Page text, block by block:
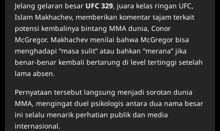
Jelang gelaran besar UFC 329, juara kelas ringan UFC,
Islam Makhachev, memberikan komentar tajam terkait
potensi kembalinya bintang MMA dunia, Conor
McGregor. Makhachev menilai bahwa McGregor bisa
menghadapi “masa sulit” atau bahkan “merana” jika
benar-benar kembali bertarung di level tertinggi setelah
lama absen.
Pernyataan tersebut langsung menjadi sorotan dunia
MMA, mengingat duel psikologis antara dua nama besar
ini selalu menarik perhatian publik dan media
internasional.